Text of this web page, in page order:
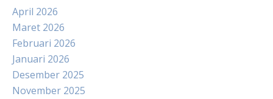
April 2026
Maret 2026
Februari 2026
Januari 2026
Desember 2025
November 2025